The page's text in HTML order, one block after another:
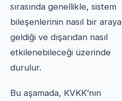
sırasında genellikle, sistem
bileşenlerinin nasıl bir araya
geldiği ve dışarıdan nasıl
etkilenebileceği üzerinde
durulur.
Bu aşamada, KVKK’nın